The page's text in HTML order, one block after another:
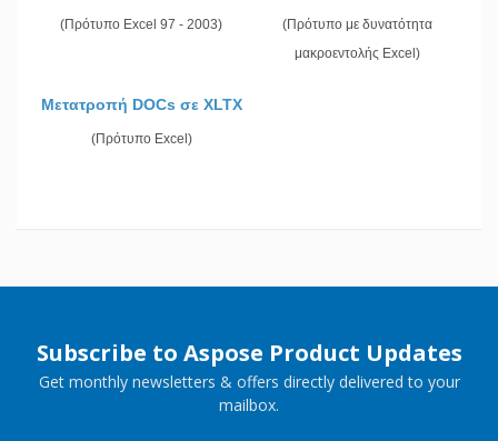
(Πρότυπο Excel 97 - 2003)
(Πρότυπο με δυνατότητα
μακροεντολής Excel)
Μετατροπή DOCs σε XLTX
(Πρότυπο Excel)
Subscribe to Aspose Product Updates
Get monthly newsletters & offers directly delivered to your
mailbox.